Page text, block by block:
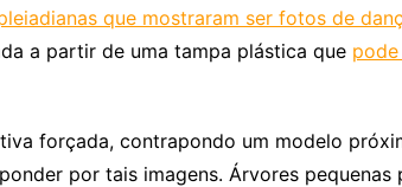
que mostraram ser fotos de
a partir de uma tampa plástica que
forçada, contrapondo um modelo
por tais imagens. Árvores pequenas